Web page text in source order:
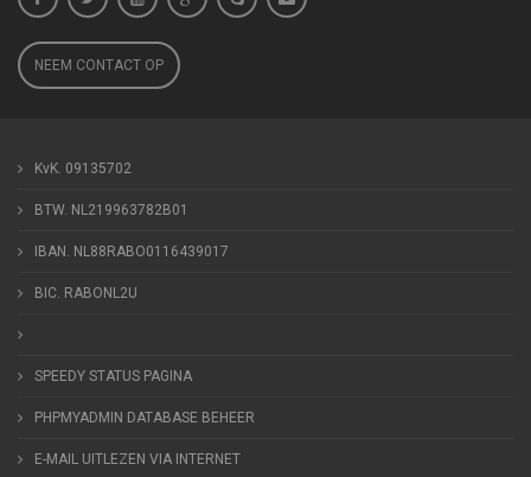
NEEM CONTACT OP
KvK. 09135702
BTW. NL219963782B01
IBAN. NL88RABO0116439017
BIC. RABONL2U
SPEEDY STATUS PAGINA
PHPMYADMIN DATABASE BEHEER
E-MAIL UITLEZEN VIA INTERNET